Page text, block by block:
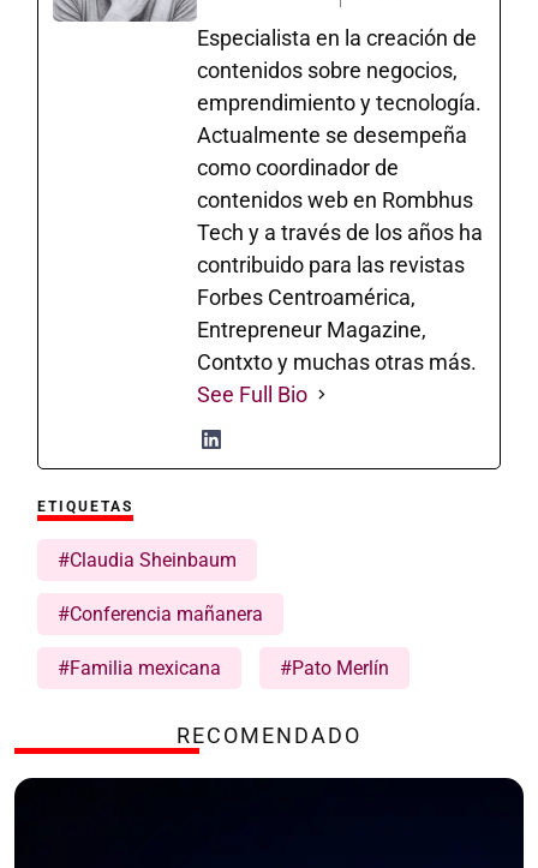
Especialista en la creación de
contenidos sobre negocios,
emprendimiento y tecnología.
Actualmente se desempeña
como coordinador de
contenidos web en Rombhus
Tech y a través de los años ha
contribuido para las revistas
Forbes Centroamérica,
Entrepreneur Magazine,
Contxto y muchas otras más.
See Full Bio
ETIQUETAS
#Claudia Sheinbaum
#Conferencia mañanera
#Familia mexicana #Pato Merlín
RECOMENDADO